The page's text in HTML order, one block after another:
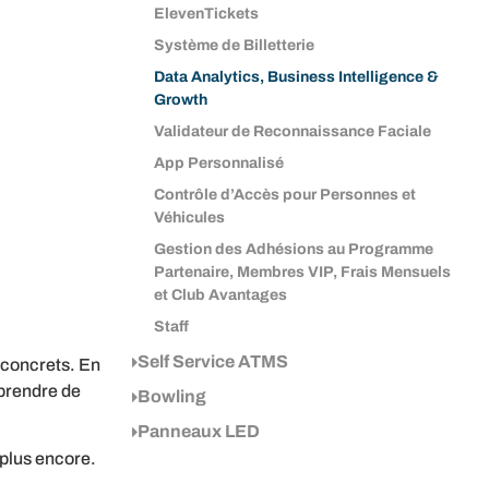
En
de
encore.
ElevenTickets
Système de Billetterie
Data Analytics, Business Intelligence &
Growth
Validateur de Reconnaissance Faciale
App Personnalisé
Contrôle d’Accès pour Personnes et
Véhicules
Gestion des Adhésions au Programme
Partenaire, Membres VIP, Frais Mensuels
et Club Avantages
Staff
Self Service ATMS
Bowling
Panneaux LED